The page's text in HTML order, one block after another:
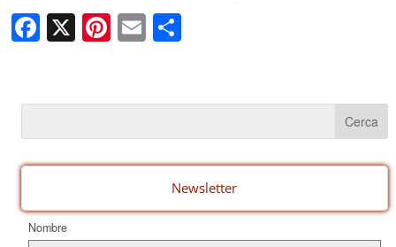
F
a
e
b
o
k
X Pi
nt
e
st
E
m
C
p
ar
te
ix
Newsletter
Nombre